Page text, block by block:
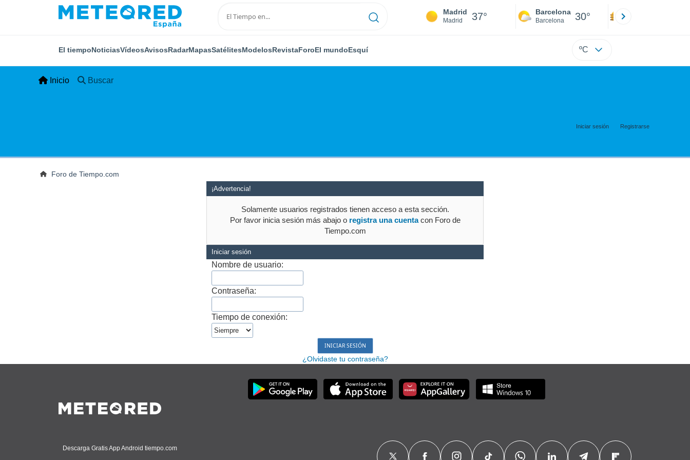
Madrid
Madrid 37° Barcelona
Barcelona 30°
El tiempoNoticiasVídeosAvisosRadarMapasSatélitesModelosRevistaForoEl mundoEsquí ºC
Inicio Buscar
Iniciar sesión Registrarse
Foro de Tiempo.com
¡Advertencia!
Solamente usuarios registrados tienen acceso a esta sección.
Por favor inicia sesión más abajo o registra una cuentacon Foro de
Tiempo.com
Iniciar sesión
Nombre de usuario:
Contraseña:
Tiempo de conexión:
¿Olvidaste tu contraseña?
Descarga Gratis App Android tiempo.com